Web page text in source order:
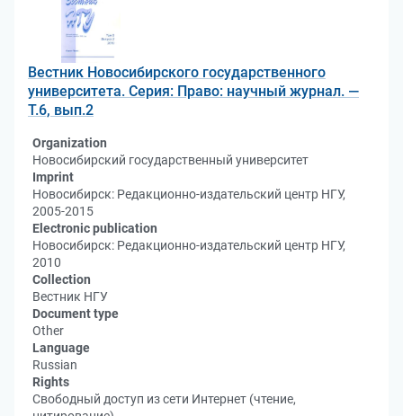
Вестник Новосибирского государственного
университета. Серия: Право: научный журнал. —
Т.6, вып.2
Organization
Новосибирский государственный университет
Imprint
Новосибирск: Редакционно-издательский центр НГУ,
2005-2015
Electronic publication
Новосибирск: Редакционно-издательский центр НГУ,
2010
Collection
Вестник НГУ
Document type
Other
Language
Russian
Rights
Свободный доступ из сети Интернет (чтение,